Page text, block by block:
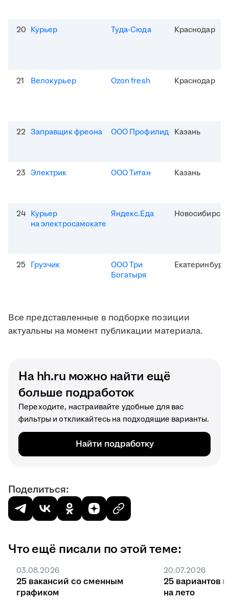
20 Курьер Туда-Сюда Краснодар
21 Велокурьер Ozon fresh Краснодар
22 Заправщик фреона ООО Профилид Казань
23 Электрик ООО Титан Казань
24 Курьер
на электросамокате
Яндекс.Еда Новосибирск
25 Грузчик
ООО Три
Богатыря
Екатеринбург
Все представленные в подборке позиции
актуальны на момент публикации материала.
На hh.ru можно найти ещё
больше подработок
Переходите, настраивайте удобные для вас
фильтры и откликайтесь на подходящие варианты.
Найти подработку
Поделиться:
Что ещё писали по этой теме:
03.08.2026
25 вакансий со сменным
графиком
20.07.2026
25 вариантов
на лето